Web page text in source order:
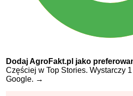
Dodaj AgroFakt.pl jako
Częściej w Top Stories. Wystarczy
Google. →